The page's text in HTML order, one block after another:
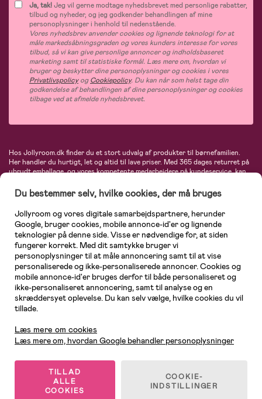
Ja, tak!Jeg vil gerne modtage nyhedsbrevet med personlige rabatter,
tilbud og nyheder, og jeg godkender behandlingen af mine
personoplysninger i henhold til nedenstående.
Vores nyhedsbrev anvender cookies og lignende teknologi for at
måle markedsåbningsgraden og vores kunders interesse for vores
tilbud, så vi kan give personlige annoncer og indholdsbaseret
marketing samt til statistiske formål. Læs mere om, hvordan vi
bruger og beskytter dine personoplysninger og cookies i vores
PrivatlivspolicyogCookiepolicy. Du kan når som helst tage din
godkendelse af behandlingen af dine personoplysninger og cookies
tilbage ved at afmelde nyhedsbrevet.
Hos Jollyroom.dk finder du et stort udvalg af produkter til børnefamilien.
Her handler du hurtigt, let og altid til lave priser. Med 365 dages returret på
ubrudt emballage, og vores kompetente medarbejdere på kundeservice, kan
barnevogne, autostole, børne- og babytøj, produkter til gravide og ammende
mødre, indretning og inspiration, legetøj, babyudstyr og meget mere. Vi
tilbyder produkter fra velkendte varemærker som Britax, Maxi-Cosi, Baby
Jogger, BabyBjörn, Didriksons, KidKraft, Ergobaby, Phillips Avent, Neonate,
Cybex, LEGO og mange flere. Kort sagt - et kæmpe sortiment venter på dig!
© 2026 Jollyroom AB. Alle rettigheder forbeholdes.
Du bestemmer selv, hvilke cookies, der må bruges
Jollyroom og vores digitale samarbejdspartnere, herunder
Google, bruger cookies, mobile annonce-id'er og lignende
teknologier på denne side. Visse er nødvendige for, at siden
fungerer korrekt. Med dit samtykke bruger vi
personoplysninger til at måle annoncering samt til at vise
personaliserede og ikke-personaliserede annoncer. Cookies og
mobile annonce-id'er bruges derfor til både personaliseret og
ikke-personaliseret annoncering, samt til analyse og en
skræddersyet oplevelse. Du kan selv vælge, hvilke cookies du vil
tillade.
Læs mere om cookies
Læs mere om, hvordan Google behandler personoplysninger
TILLAD
ALLE
COOKIES
COOKIE-
INDSTILLINGER